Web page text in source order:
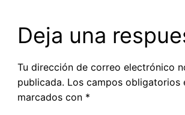
Deja una
Tu dirección de correo electrónico
publicada. Los campos obligatorios
marcados con *